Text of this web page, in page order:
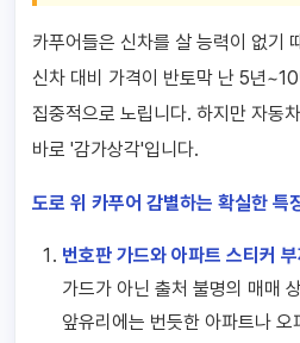
카푸어들은 신차를 살 능력이 없기
신차 대비 가격이 반토막 난 5년
집중적으로 노립니다. 하지만 자동
바로 '감가상각'입니다.
도로 위 카푸어 감별하는 확실한 특
번호판 가드와 아파트 스티커 부
가드가 아닌 출처 불명의 매매
앞유리에는 번듯한 아파트나 오